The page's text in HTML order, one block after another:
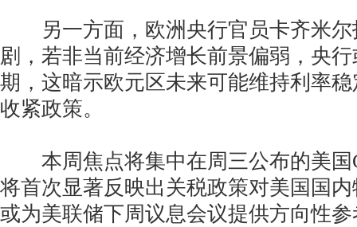
另一方面，欧洲央行官员卡齐米尔
剧，若非当前经济增长前景偏弱，央
期，这暗示欧元区未来可能维持利率
收紧政策。
本周焦点将集中在周三公布的美国
将首次显著反映出关税政策对美国国
或为美联储下周议息会议提供方向性